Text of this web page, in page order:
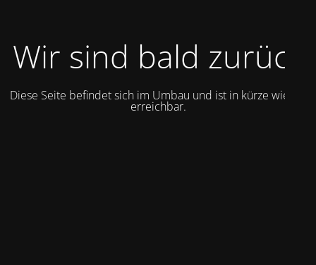
Wir sind bald zurück
Diese Seite befindet sich im Umbau und ist in kürze wieder
erreichbar.